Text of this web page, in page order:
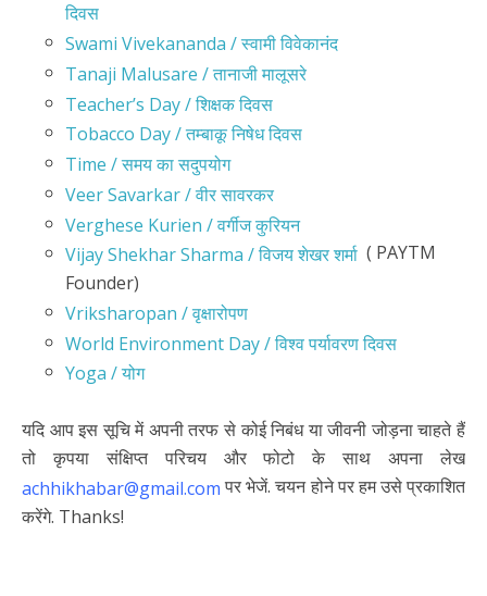
दिवस
Swami Vivekananda / स्वामी विवेकानंद
Tanaji Malusare / तानाजी मालूसरे
Teacher’s Day / शिक्षक दिवस
Tobacco Day / तम्बाकू निषेध दिवस
Time / समय का सदुपयोग
Veer Savarkar / वीर सावरकर
Verghese Kurien / वर्गीज कुरियन
Vijay Shekhar Sharma / विजय शेखर शर्मा ( PAYTM
Founder)
Vriksharopan / वृक्षारोपण
World Environment Day / विश्व पर्यावरण दिवस
Yoga / योग
यदि आप इस सूचि में अपनी तरफ से कोई निबंध या जीवनी जोड़ना चाहते हैं
तो कृपया संक्षिप्त परिचय और फोटो के साथ अपना लेख
achhikhabar@gmail.comपर भेजें. चयन होने पर हम उसे प्रकाशित
करेंगे. Thanks!